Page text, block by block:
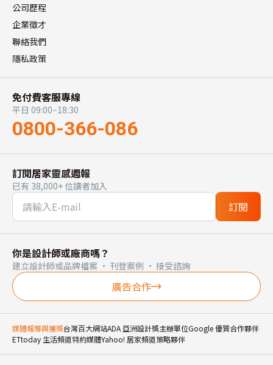
公司歷程
企業徵才
聯絡我們
隱私政策
免付費客服專線
平日 09:00~18:30
0800-366-086
訂閱居家靈感週報
已有 38,000+ 位讀者加入
訂閱
你是設計師或廠商嗎？
建立設計師或品牌檔案 · 刊登案例 · 接受諮詢
廣告合作
媒體報導與獲獎台灣百大網站ADA 亞洲設計獎主辦單位Google 優質合作夥伴
ETtoday 生活頻道特約媒體Yahoo! 居家頻道策略夥伴